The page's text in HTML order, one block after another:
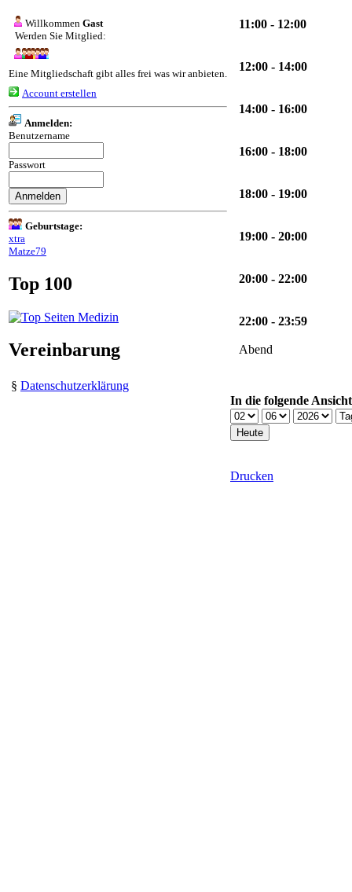
Willkommen Gast
Werden Sie Mitglied:
Eine Mitgliedschaft gibt alles frei was wir anbieten.
Account erstellen
Anmelden:
Benutzername
Passwort
Geburtstage:
xtra
Matze79
Top 100
Vereinbarung
§ Datenschutzerklärung
11:00 - 12:00
12:00 - 14:00
14:00 - 16:00
16:00 - 18:00
18:00 - 19:00
19:00 - 20:00
20:00 - 22:00
22:00 - 23:59
Abend
In die folgende
Drucken